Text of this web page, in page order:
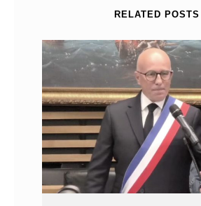
RELATED POSTS